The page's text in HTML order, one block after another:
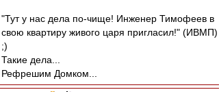
"Тут у нас дела по-чище! Инженер Тимофеев в
свою квартиру живого царя пригласил!" (ИВМП)
;)
Такие дела...
Рефрешим Домком...